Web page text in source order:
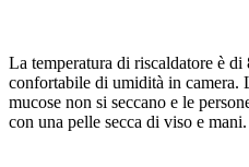
La temperatura di riscaldatore è
confortabile di umidità in camera.
mucose non si seccano e le
con una pelle secca di viso e mani.